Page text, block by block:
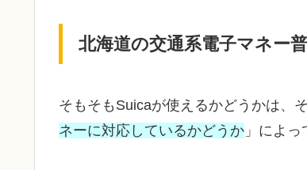
北海道の交通系電子マネー
そもそもSuicaが使えるかどうかは、
ネーに対応しているかどうか 」によっ